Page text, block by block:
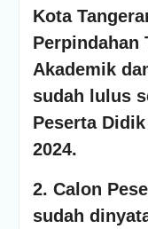
Kota
Perpindahan
Akademik
sudah lulus
Peserta
2024.
2. Calon
sudah